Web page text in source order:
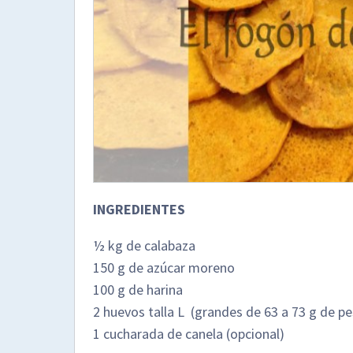
INGREDIENTES
½ kg de calabaza
150 g de azúcar moreno
100 g de harina
2 huevos talla L (grandes de 63 a 73 g de
1 cucharada de canela (opcional)